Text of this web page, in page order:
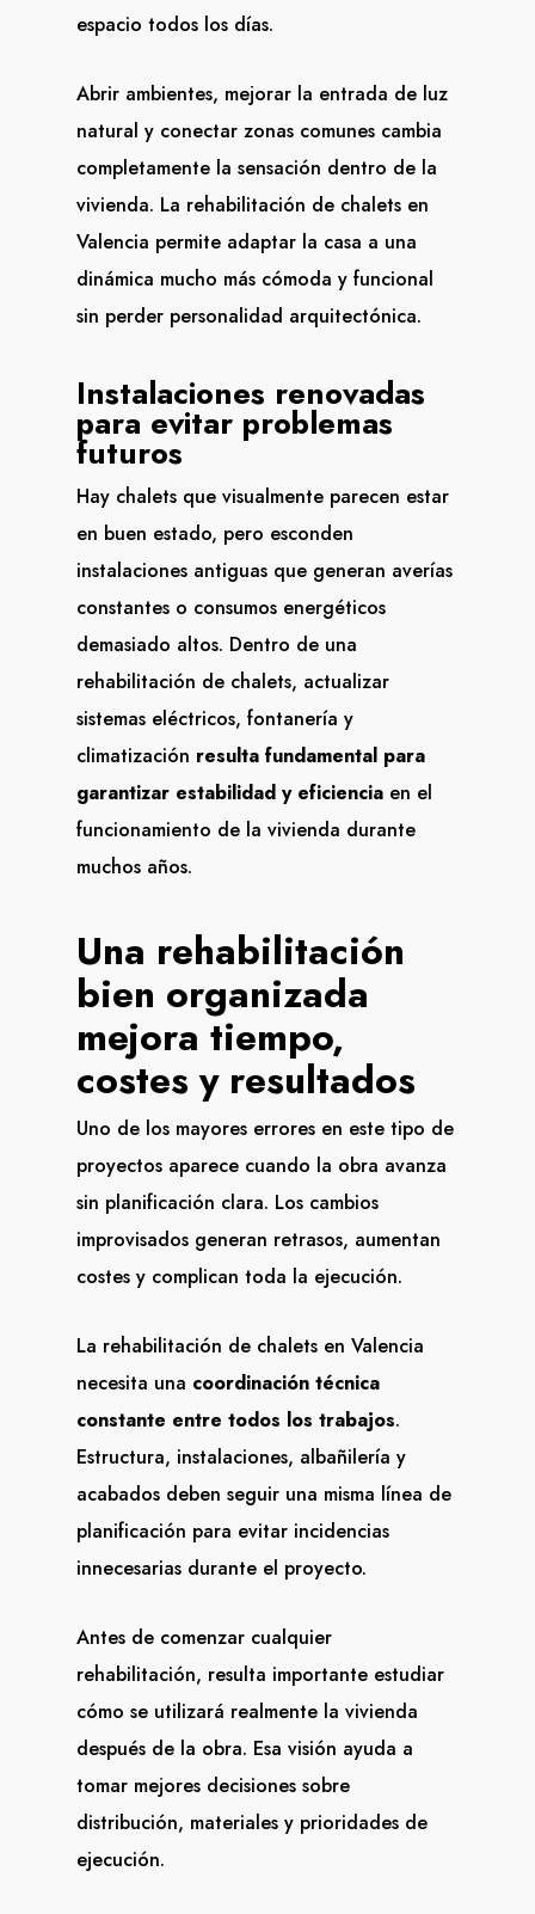
espacio todos los días.
Abrir ambientes, mejorar la entrada de luz
natural y conectar zonas comunes cambia
completamente la sensación dentro de la
vivienda. La rehabilitación de chalets en
Valencia permite adaptar la casa a una
dinámica mucho más cómoda y funcional
sin perder personalidad arquitectónica.
Instalaciones renovadas
para evitar problemas
futuros
Hay chalets que visualmente parecen estar
en buen estado, pero esconden
instalaciones antiguas que generan averías
constantes o consumos energéticos
demasiado altos. Dentro de una
rehabilitación de chalets, actualizar
sistemas eléctricos, fontanería y
climatización resulta fundamental para
garantizar estabilidad y eficiencia en el
funcionamiento de la vivienda durante
muchos años.
Una rehabilitación
bien organizada
mejora tiempo,
costes y resultados
Uno de los mayores errores en este tipo de
proyectos aparece cuando la obra avanza
sin planificación clara. Los cambios
improvisados generan retrasos, aumentan
costes y complican toda la ejecución.
La rehabilitación de chalets en Valencia
necesita una coordinación técnica
constante entre todos los trabajos.
Estructura, instalaciones, albañilería y
acabados deben seguir una misma línea de
planificación para evitar incidencias
innecesarias durante el proyecto.
Antes de comenzar cualquier
rehabilitación, resulta importante estudiar
cómo se utilizará realmente la vivienda
después de la obra. Esa visión ayuda a
tomar mejores decisiones sobre
distribución, materiales y prioridades de
ejecución.